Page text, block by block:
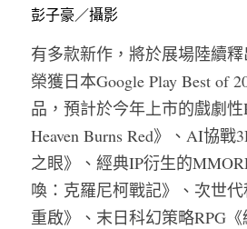
彭子豪／攝影
有多款新作，將於展場陸續
榮獲日本Google Play Best of
品，預計於今年上市的戲劇
Heaven Burns Red》、AI協戰
之眼》、經典IP衍生的
喚：克羅尼柯戰記》、次世代
重啟》、末日科幻策略RPG